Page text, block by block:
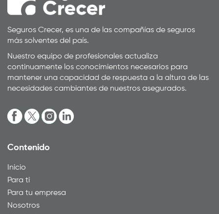
Seguros Crecer, es una de las compañías de seguros
más solventes del país.
Nuestro equipo de profesionales actualiza
continuamente los conocimientos necesarios para
mantener una capacidad de respuesta a la altura de las
necesidades cambiantes de nuestros asegurados.
Contenido
Inicio
Para ti
Para tu empresa
Nosotros